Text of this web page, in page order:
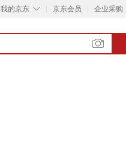
◇
我的京东 京东会员 企业采购